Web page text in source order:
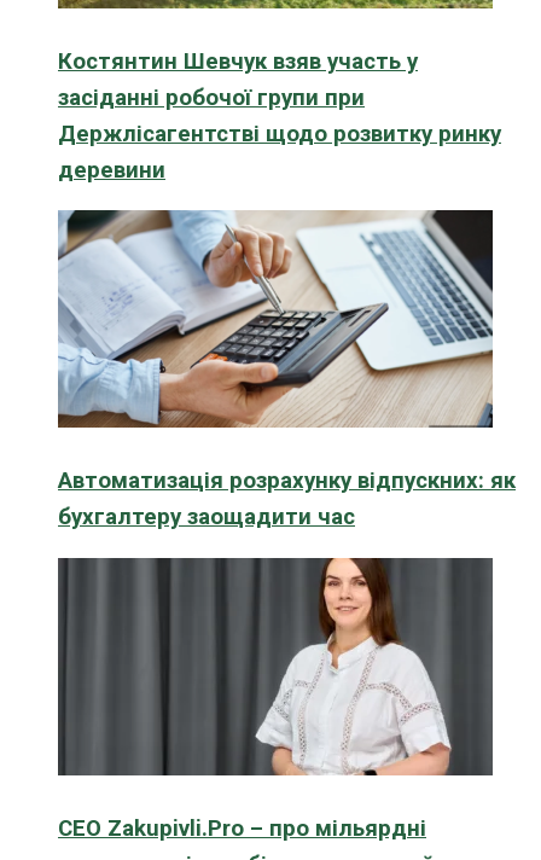
Костянтин Шевчук взяв участь у
засіданні робочої групи при
Держлісагентстві щодо розвитку ринку
деревини
Автоматизація розрахунку відпускних: як
бухгалтеру заощадити час
CEO Zakupivli.Pro – про мільярдні